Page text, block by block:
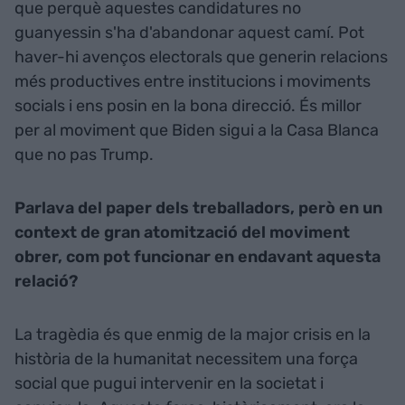
que perquè aquestes candidatures no
guanyessin s'ha d'abandonar aquest camí. Pot
haver-hi avenços electorals que generin relacions
més productives entre institucions i moviments
socials i ens posin en la bona direcció. És millor
per al moviment que Biden sigui a la Casa Blanca
que no pas Trump.
Parlava del paper dels treballadors, però en un
context de gran atomització del moviment
obrer, com pot funcionar en endavant aquesta
relació?
La tragèdia és que enmig de la major crisis en la
història de la humanitat necessitem una força
social que pugui intervenir en la societat i